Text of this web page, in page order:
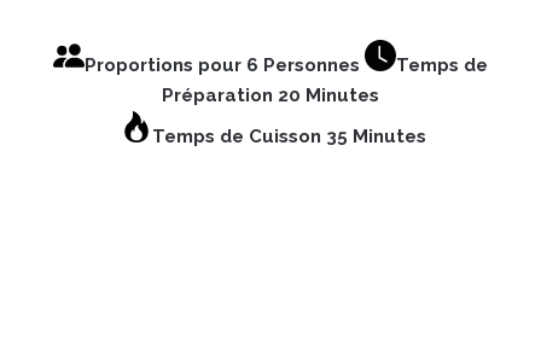
Proportions pour 6 Personnes
Temps de
Préparation 20 Minutes
Temps de Cuisson 35 Minutes